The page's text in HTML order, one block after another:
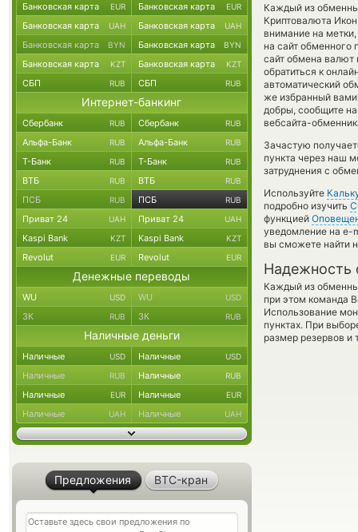
Каждый из
Криптовалюта
внимание на
на сайт обменного
сайт обмена
обратиться к
автоматический
же избранный вами
добры, сообщите
вебсайта-
Зачастую
пункта через наш
затруднения с
Используйте
подробно изучить
функцией
уведомление на e-
вы сможете найти
Надежность
Каждый из
при этом команда
Использование
пунктах. При
размер резервов и
Банковская карта EUR Банковская карта EUR
Банковская карта UAH Банковская карта UAH
Банковская карта BYN Банковская карта BYN
Банковская карта KZT Банковская карта KZT
СБП RUB СБП RUB
Интернет-банкинг
Сбербанк RUB Сбербанк RUB
Альфа-Банк RUB Альфа-Банк RUB
Т-Банк RUB Т-Банк RUB
ВТБ RUB ВТБ RUB
ПСБ RUB ПСБ RUB
Приват 24 UAH Приват 24 UAH
Kaspi Bank KZT Kaspi Bank KZT
Revolut EUR Revolut EUR
Денежные переводы
WU USD WU USD
ЗК RUB ЗК RUB
Наличные деньги
Наличные USD Наличные USD
Наличные RUB Наличные RUB
Наличные EUR Наличные EUR
Наличные UAH Наличные UAH
Предложения BTC-кран